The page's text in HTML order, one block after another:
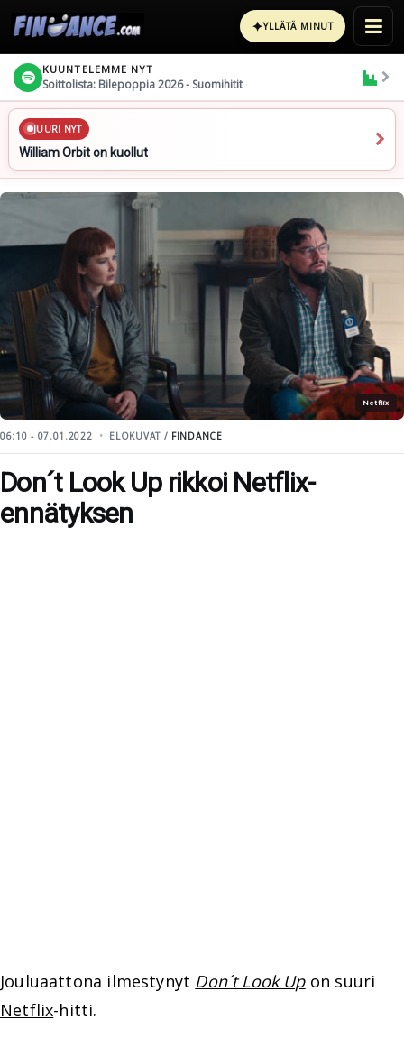
✦YLLÄTÄ MINUT
KUUNTELEMME NYT
Soittolista: Bilepoppia 2026 - Suomihitit
JUURI NYT
William Orbit on kuollut
Netflix
06:10 - 07.01.2022 ELOKUVAT / FINDANCE
Don´t Look Up rikkoi Netflix-
ennätyksen
Jouluaattona ilmestynyt Don´t Look Upon suuri
Netflix-hitti.